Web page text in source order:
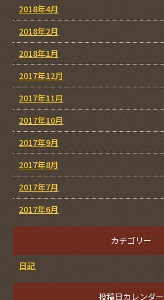
2018年4月
2018年2月
2018年1月
2017年12月
2017年11月
2017年10月
2017年9月
2017年8月
2017年7月
2017年6月
カテゴリー
日記
投稿日カレンダー